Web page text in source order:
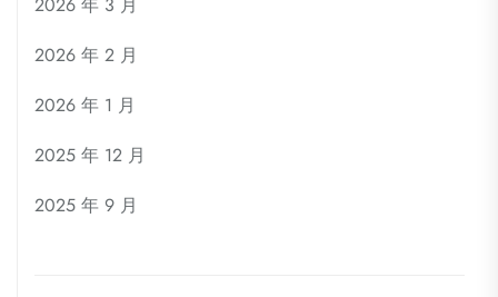
2026 年 2 月
2026 年 1 月
2025 年 12 月
2025 年 9 月